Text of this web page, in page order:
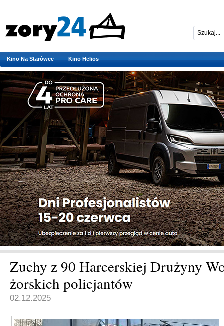
Kino Na Starówce Kino Helios
Zuchy z 90 Harcerskiej Drużyny
żorskich policjantów
02.12.2025